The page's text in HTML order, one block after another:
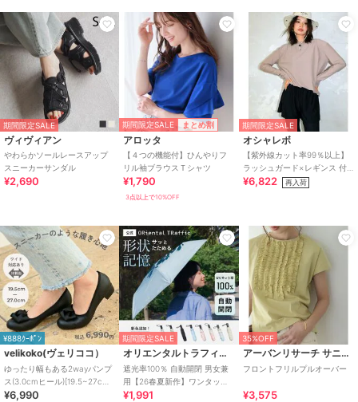
期間限定SALE
ヴィヴィアン
やわらかソールレースアップ
スニーカーサンダル
¥2,690
期間限定SALE まとめ割
アロッタ
【４つの機能付】ひんやりフ
リル袖ブラウスＴシャツ
¥1,790
3点以上で10%OFF
期間限定SALE
オシャレボ
【紫外線カット率99％以上】
ラッシュガード×レギンス 付
き タンキニ
¥6,822 再入荷
¥888ｸｰﾎﾟﾝ
velikoko(ヴェリココ）
ゆったり幅もある2wayパンプ
ス(3.0cmヒール)[19.5~27cm]
ラクチンきれいシューズ
¥6,990
期間限定SALE
オリエンタルトラフィック
遮光率100％ 自動開閉 男女兼
用【26春夏新作】ワンタッチ
晴雨兼用 折りたたみ傘 /G-
¥1,991
35%OFF
アーバンリサーチ サニーレーベル
フロントフリルプルオーバー
¥3,575